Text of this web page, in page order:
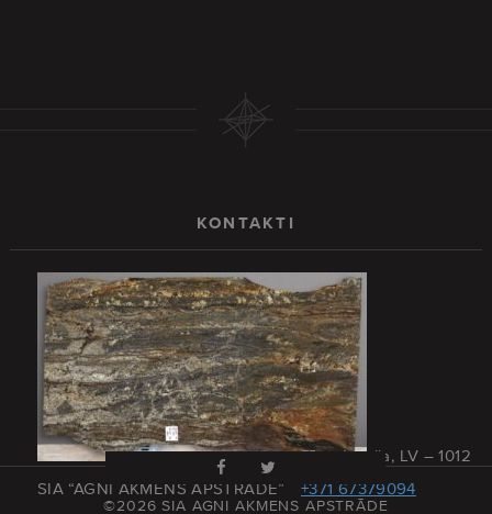
KONTAKTI
SIA “AGNI AKMENS APSTRĀDE”
Rīga, Latvija, LV – 1012
+371 67379094
©2026 SIA AGNI AKMENS APSTRĀDE